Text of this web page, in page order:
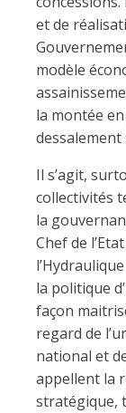
et de
modèle
la montée
dessalement
Il s’agit,
collectivités
la
Chef de
la politique
façon
regard de
national et
appellent la
stratégique,